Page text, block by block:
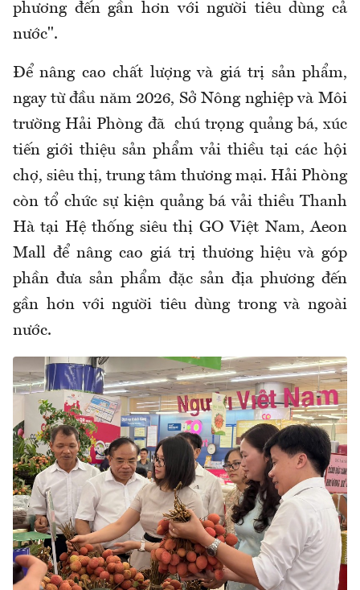
phương đến gần hơn với người tiêu dùng cả
nước".
Để nâng cao chất lượng và giá trị sản phẩm,
ngay từ đầu năm 2026, Sở Nông nghiệp và Môi
trường Hải Phòng đã chú trọng quảng bá, xúc
tiến giới thiệu sản phẩm vải thiều tại các hội
chợ, siêu thị, trung tâm thương mại. Hải Phòng
còn tổ chức sự kiện quảng bá vải thiều Thanh
Hà tại Hệ thống siêu thị GO Việt Nam, Aeon
Mall để nâng cao giá trị thương hiệu và góp
phần đưa sản phẩm đặc sản địa phương đến
gần hơn với người tiêu dùng trong và ngoài
nước.